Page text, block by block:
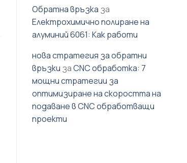
Обратна връзка за
Електрохимично полиране на
алуминий 6061: Как работи
нова стратегия за обратни
връзки заCNC обработка: 7
мощни стратегии за
оптимизиране на скоростта на
подаване в CNC обработващи
проекти